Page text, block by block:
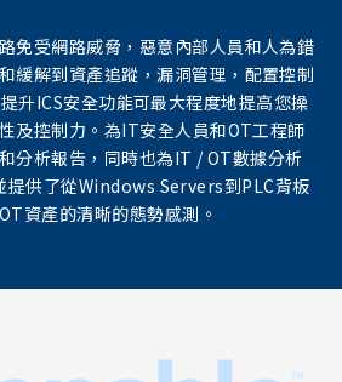
免受網路威脅，惡意內部人員和人為錯
緩解到資產追蹤，漏洞管理，配置控制
升ICS安全功能可最大程度地提高您操
及控制力。為IT安全人員和OT工程師
分析報告，同時也為IT / OT數據分析
提供了從Windows Servers到PLC背板
資產的清晰的態勢感測。